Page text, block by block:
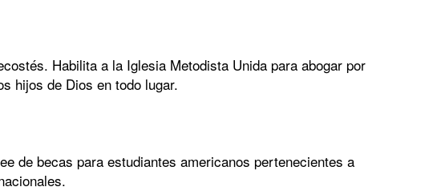
Habilita a la Iglesia Metodista Unida para abogar por
hijos de Dios en todo lugar.
de becas para estudiantes americanos pertenecientes a